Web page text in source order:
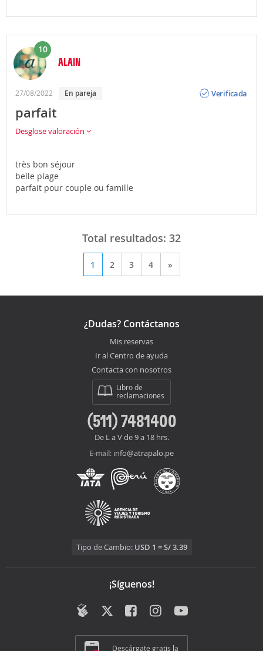
10
ALAIN
27/08/2022 En pareja
Verificada
parfait
Desglose valoración
très bon séjour
belle plage
parfait pour couple ou famille
Total resultados: 32
1 2 3 4 »
¿Dudas? Contáctanos
Mis reservas
Ir al Centro de ayuda
Contacta con nosotros
Libro de
reclamaciones
(511) 7481400
De L a V de 9 a 18 hrs.
E-mail: info@atrapalo.pe
Tipo de Cambio: USD 1 = S/ 3.39
¡Síguenos!
Descárgate gratis la